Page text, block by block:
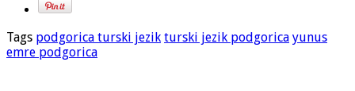
Tags podgorica turski jezik turski jezik podgorica yunus
emre podgorica